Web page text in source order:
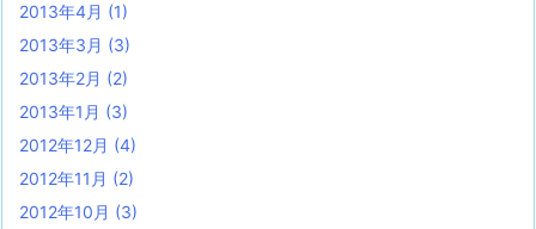
2013年4月 (1)
2013年3月 (3)
2013年2月 (2)
2013年1月 (3)
2012年12月 (4)
2012年11月 (2)
2012年10月 (3)